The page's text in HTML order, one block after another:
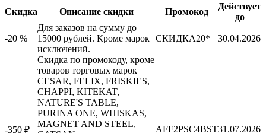
Скидка Описание скидки Промокод
Действует
до
-20 %
Для заказов на сумму до
15000 рублей. Кроме марок
исключений.
СКИДКА20* 30.04.2026
-350 ₽
Скидка по промокоду, кроме
товаров торговых марок
CESAR, FELIX, FRISKIES,
CHAPPI, KITEKAT,
NATURE'S TABLE,
PURINA ONE, WHISKAS,
MAGNET AND STEEL,
AFF2PSC4BST31.07.2026